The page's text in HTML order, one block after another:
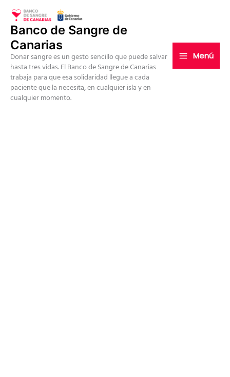
contenido
Banco de Sangre de
Canarias
Donar sangre es un gesto sencillo que puede salvar
hasta tres vidas. El Banco de Sangre de Canarias
trabaja para que esa solidaridad llegue a cada
paciente que la necesita, en cualquier isla y en
cualquier momento.
Menú